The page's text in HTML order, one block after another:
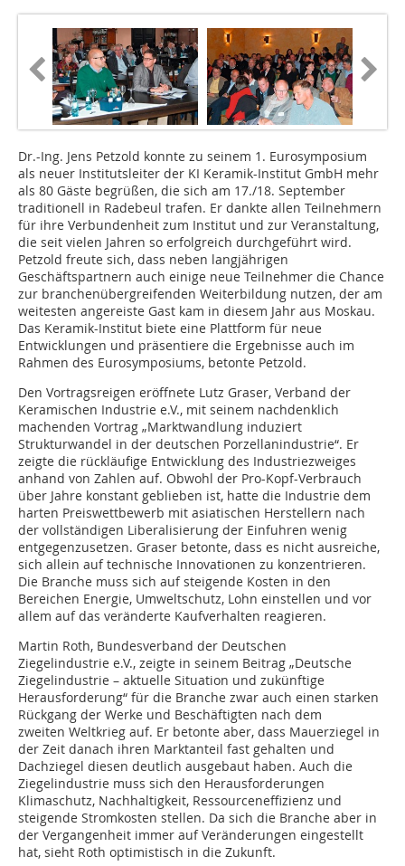
Dr.-Ing. Jens Petzold konnte zu seinem 1. Eurosymposium
als neuer Institutsleiter der KI Keramik-Institut GmbH mehr
als 80 Gäste begrüßen, die sich am 17./18. September
traditionell in Radebeul trafen. Er dankte allen Teilnehmern
für ihre Verbundenheit zum Institut und zur Veranstaltung,
die seit vielen Jahren so erfolgreich durchgeführt wird.
Petzold freute sich, dass neben langjährigen
Geschäftspartnern auch einige neue Teilnehmer die Chance
zur branchenübergreifenden Weiterbildung nutzen, der am
weitesten angereiste Gast kam in diesem Jahr aus Moskau.
Das Keramik-Institut biete eine Plattform für neue
Entwicklungen und präsentiere die Ergebnisse auch im
Rahmen des Eurosymposiums, betonte Petzold.
Den Vortragsreigen eröffnete Lutz Graser, Verband der
Keramischen Industrie e.V., mit seinem nachdenklich
machenden Vortrag „Marktwandlung induziert
Strukturwandel in der deutschen Porzellanindustrie“. Er
zeigte die rückläufige Entwicklung des Industriezweiges
anhand von Zahlen auf. Obwohl der Pro-Kopf-Verbrauch
über Jahre konstant geblieben ist, hatte die Industrie dem
harten Preiswettbewerb mit asiatischen Herstellern nach
der vollständigen Liberalisierung der Einfuhren wenig
entgegenzusetzen. Graser betonte, dass es nicht ausreiche,
sich allein auf technische Innovationen zu konzentrieren.
Die Branche muss sich auf steigende Kosten in den
Bereichen Energie, Umweltschutz, Lohn einstellen und vor
allem auf das veränderte Kaufverhalten reagieren.
Martin Roth, Bundesverband der Deutschen
Ziegelindustrie e.V., zeigte in seinem Beitrag „Deutsche
Ziegelindustrie – aktuelle Situation und zukünftige
Herausforderung“ für die Branche zwar auch einen starken
Rückgang der Werke und Beschäftigten nach dem
zweiten Weltkrieg auf. Er betonte aber, dass Mauerziegel in
der Zeit danach ihren Marktanteil fast gehalten und
Dachziegel diesen deutlich ausgebaut haben. Auch die
Ziegelindustrie muss sich den Herausforderungen
Klimaschutz, Nachhaltigkeit, Ressourceneffizienz und
steigende Stromkosten stellen. Da sich die Branche aber in
der Vergangenheit immer auf Veränderungen eingestellt
hat, sieht Roth optimistisch in die Zukunft.